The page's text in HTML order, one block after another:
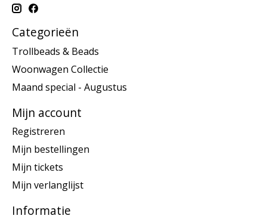
Categorieën
Trollbeads & Beads
Woonwagen Collectie
Maand special - Augustus
Mijn account
Registreren
Mijn bestellingen
Mijn tickets
Mijn verlanglijst
Informatie